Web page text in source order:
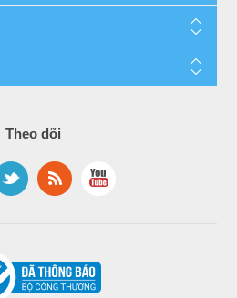
®vCenter
Netcool/OMNIbus
racks.
Support
Theo dõi